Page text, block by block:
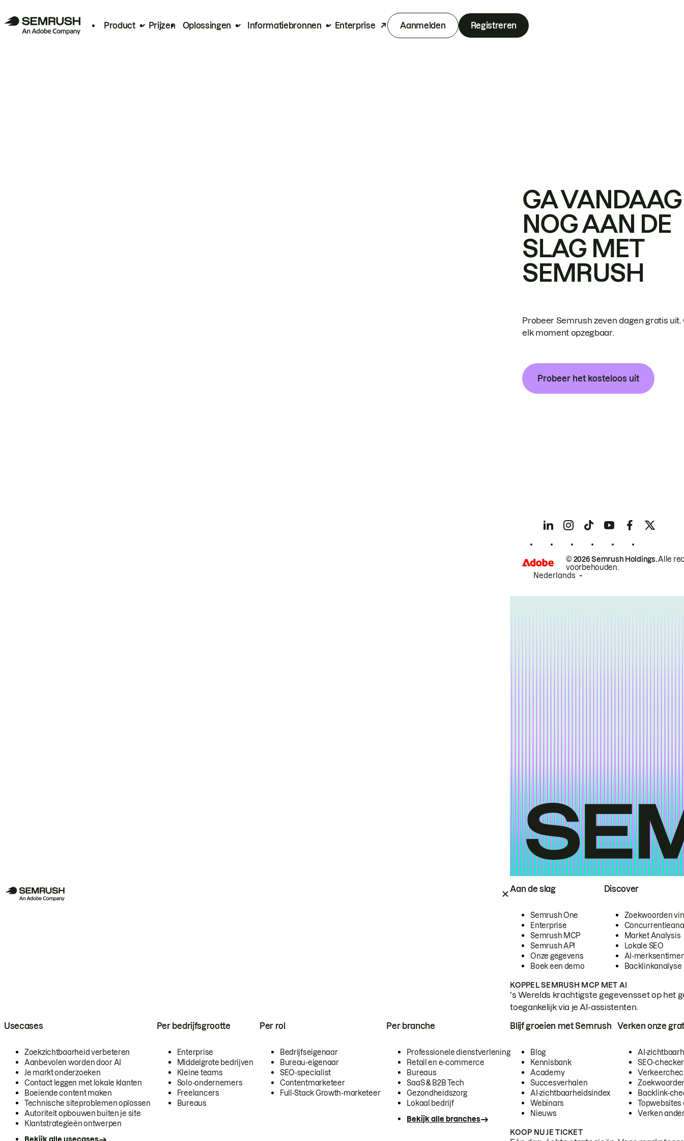
Product Prijzen Oplossingen Informatiebronnen Enterprise Aanmelden Registreren
Aan de slag
Semrush One
Enterprise
Semrush MCP
Semrush API
Onze gegevens
Boek een demo
Discover
Zoekwoorden
Market Analysis
Lokale SEO
AI-
Backlinkanalyse
KOPPEL SEMRUSH MCP MET AI
's Werelds krachtigste gegevensset op het
toegankelijk via je AI-assistenten.
Usecases
Zoekzichtbaarheid verbeteren
Aanbevolen worden door AI
Je markt onderzoeken
Contact leggen met lokale klanten
Boeiende content maken
Technische siteproblemen oplossen
Autoriteit opbouwen buiten je site
Klantstrategieën ontwerpen
Per bedrijfsgrootte
Enterprise
Middelgrote bedrijven
Kleine teams
Solo-ondernemers
Freelancers
Bureaus
Per rol
Bedrijfseigenaar
Bureau-eigenaar
SEO-specialist
Contentmarketeer
Full-Stack Growth-marketeer
Per branche
Professionele dienstverlening
Retail en e-commerce
Bureaus
SaaS & B2B Tech
Gezondheidszorg
Lokaal bedrijf
Bekijk alle branches
Blijf groeien met Semrush
Blog
Kennisbank
Academy
Succesverhalen
AI-zichtbaarheidsindex
Webinars
Nieuws
Verken onze
AI-
SEO-checker
Backlink-
Topwebsites
Verken
KOOP NU JE TICKET
GA VANDAAG
NOG AAN DE
SLAG MET
SEMRUSH
Probeer Semrush zeven dagen gratis uit.
elk moment opzegbaar.
Probeer het kosteloos uit
© 2026 Semrush Holdings.Alle
voorbehouden.
Nederlands